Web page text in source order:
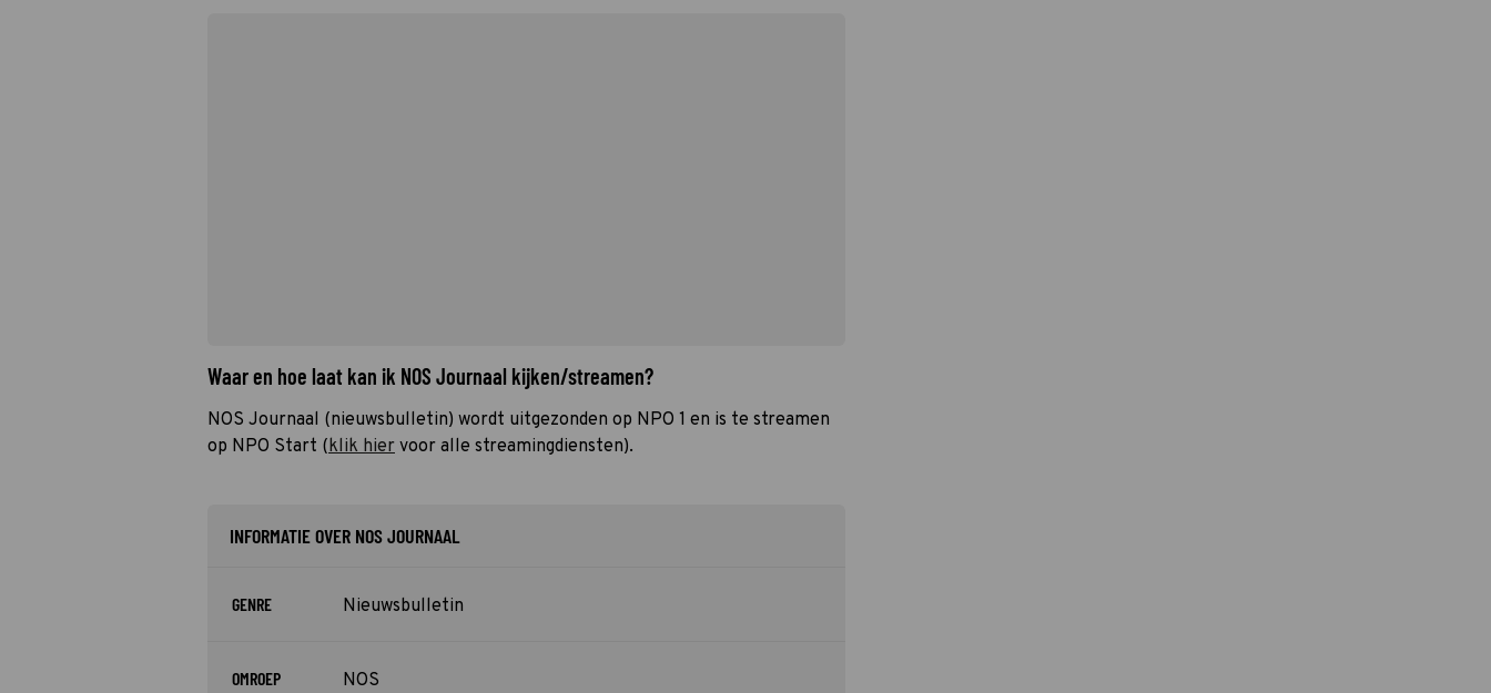
Waar en hoe laat kan ik NOS Journaal kijken/streamen?
NOS Journaal (nieuwsbulletin) wordt uitgezonden op NPO 1 en is te streamen
op NPO Start (klik hier voor alle streamingdiensten).
INFORMATIE OVER NOS JOURNAAL
GENRE Nieuwsbulletin
OMROEP NOS